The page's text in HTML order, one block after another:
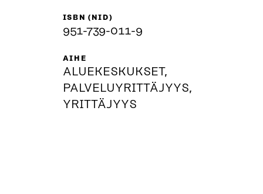
ISBN (NID)
951-739-011-9
AIHE
ALUEKESKUKSET,
PALVELUYRITTÄJYYS,
YRITTÄJYYS